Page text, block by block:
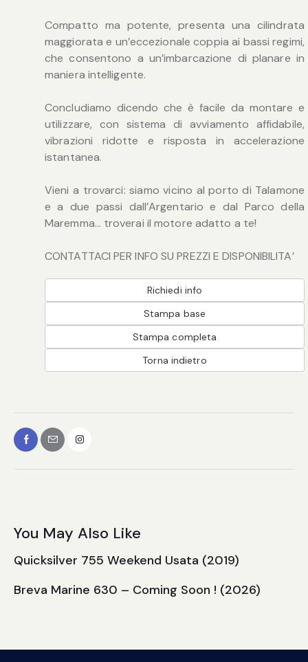
Compatto ma potente, presenta una cilindrata
maggiorata e un’eccezionale coppia ai bassi regimi,
che consentono a un’imbarcazione di planare in
maniera intelligente.
Concludiamo dicendo che è facile da montare e
utilizzare, con sistema di avviamento affidabile,
vibrazioni ridotte e risposta in accelerazione
istantanea.
Vieni a trovarci: siamo vicino al porto di Talamone
e a due passi dall’Argentario e dal Parco della
Maremma… troverai il motore adatto a te!
CONTATTACI PER INFO SU PREZZI E DISPONIBILITA’
Richiedi info
Stampa base
Stampa completa
Torna indietro
You May Also Like
Quicksilver 755 Weekend Usata (2019)
Breva Marine 630 – Coming Soon ! (2026)